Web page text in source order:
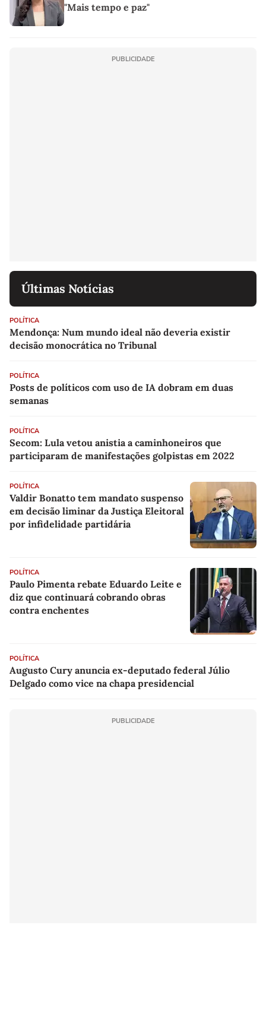
"Mais tempo e paz"
PUBLICIDADE
Últimas Notícias
POLÍTICA
Mendonça: Num mundo ideal não deveria existir
decisão monocrática no Tribunal
POLÍTICA
Posts de políticos com uso de IA dobram em duas
semanas
POLÍTICA
Secom: Lula vetou anistia a caminhoneiros que
participaram de manifestações golpistas em 2022
POLÍTICA
Valdir Bonatto tem mandato suspenso
em decisão liminar da Justiça Eleitoral
por infidelidade partidária
POLÍTICA
Paulo Pimenta rebate Eduardo Leite e
diz que continuará cobrando obras
contra enchentes
POLÍTICA
Augusto Cury anuncia ex-deputado federal Júlio
Delgado como vice na chapa presidencial
PUBLICIDADE